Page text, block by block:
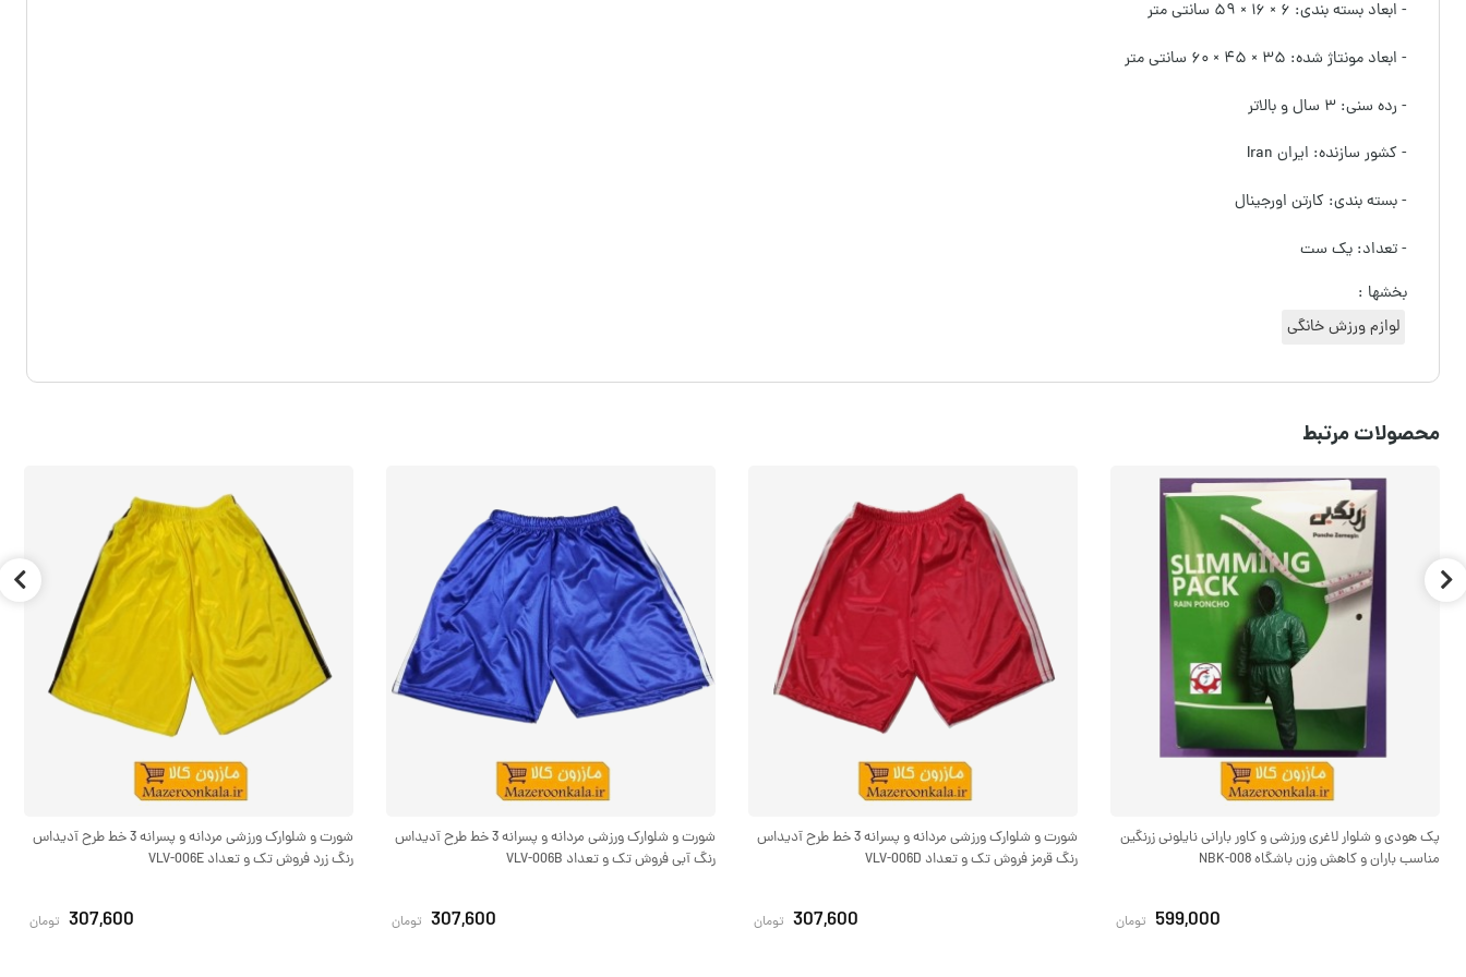
- ابعاد بسته بندی: ۶ × ۱۶ × ۵۹ سانتی متر
- ابعاد مونتاژ شده: ۳۵ × ۴۵ × ۶۰ سانتی متر
- رده سنی: ۳ سال و بالاتر
- کشور سازنده: ایران Iran
- بسته بندی: کارتن اورجینال
- تعداد: یک ست
بخشها :
لوازم ورزش خانگی
محصولات مرتبط
پک هودی و شلوار لاغری ورزشی و کاور بارانی نایلونی زرنگین
مناسب باران و کاهش وزن باشگاه NBK-008
599,000 تومان
شورت و شلوارک ورزشی مردانه و پسرانه 3 خط طرح آدیداس
رنگ قرمز فروش تک و تعداد VLV-006D
307,600 تومان
شورت و شلوارک ورزشی مردانه و پسرانه 3 خط طرح آدیداس
رنگ آبی فروش تک و تعداد VLV-006B
307,600 تومان
شورت و شلوارک ورزشی مردانه و پسرانه 3 خط طرح آدیداس
رنگ زرد فروش تک و تعداد VLV-006E
307,600 تومان